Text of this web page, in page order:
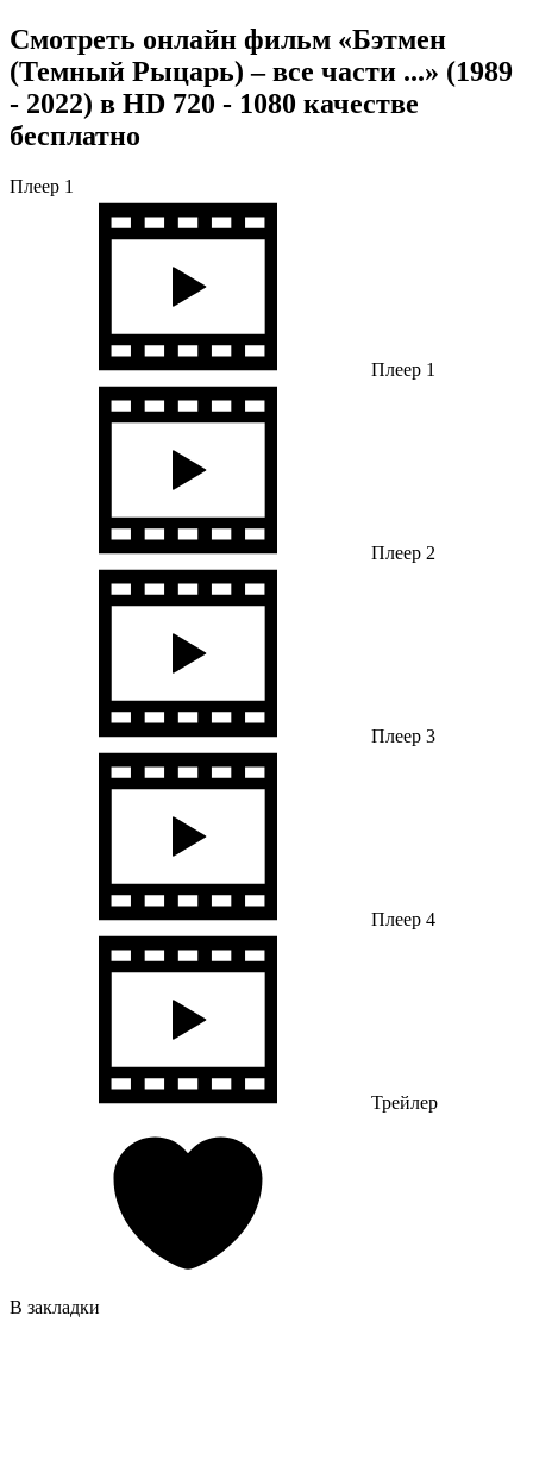
Смотреть онлайн фильм «Бэтмен
(Темный Рыцарь) – все части ...» (1989
- 2022) в HD 720 - 1080 качестве
бесплатно
Плеер 1
Плеер 1
Плеер 2
Плеер 3
Плеер 4
Трейлер
В закладки